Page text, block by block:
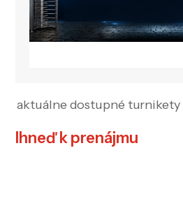
aktuálne dostupné turnikety
Ihneď k prenájmu